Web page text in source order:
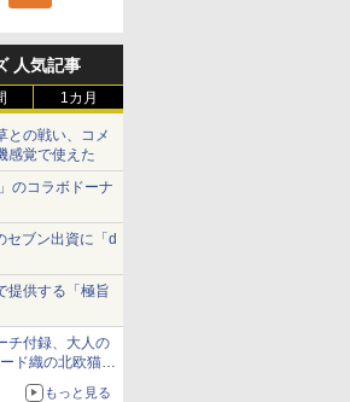
人気記事
1カ月
との戦い、コメ
感覚で使えた
のコラボドーナ
セブン出資に「d
提供する「極旨
チ付録、大人の
ド織の北欧猫デ
もっと見る